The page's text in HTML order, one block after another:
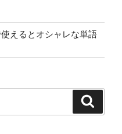
えるとオシャレな単語